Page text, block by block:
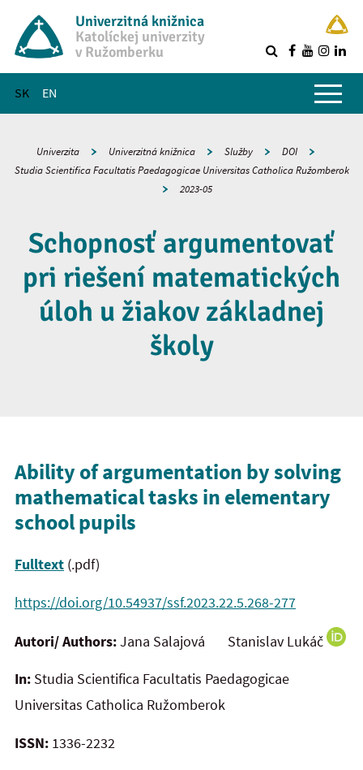
Univerzitná knižnica
Katolíckej univerzity
v Ružomberku
SK EN
Hlavné menu
Univerzita Univerzitná knižnica Služby
DOI
Studia Scientifica Facultatis Paedagogicae Universitas Catholica Ružomberok
2023-05
Schopnosť argumentovať
pri riešení matematických
úloh u žiakov základnej
školy
Ability of argumentation by solving
mathematical tasks in elementary
school pupils
Fulltext (.pdf)
https://doi.org/10.54937/ssf.2023.22.5.268-277
Autori/ Authors:Jana Salajová Stanislav Lukáč
In: Studia Scientifica Facultatis Paedagogicae
Universitas Catholica Ružomberok
ISSN: 1336-2232